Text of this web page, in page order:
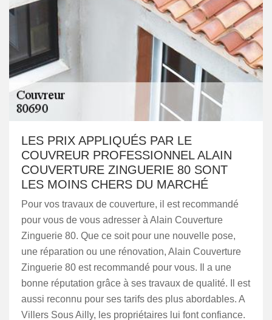
LES PRIX APPLIQUÉS PAR LE
COUVREUR PROFESSIONNEL ALAIN
COUVERTURE ZINGUERIE 80 SONT
LES MOINS CHERS DU MARCHÉ
Pour vos travaux de couverture, il est recommandé
pour vous de vous adresser à Alain Couverture
Zinguerie 80. Que ce soit pour une nouvelle pose,
une réparation ou une rénovation, Alain Couverture
Zinguerie 80 est recommandé pour vous. Il a une
bonne réputation grâce à ses travaux de qualité. Il est
aussi reconnu pour ses tarifs des plus abordables. A
Villers Sous Ailly, les propriétaires lui font confiance.